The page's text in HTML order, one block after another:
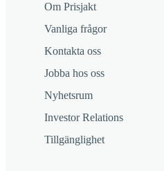
Om Prisjakt
Vanliga frågor
Kontakta oss
Jobba hos oss
Nyhetsrum
Investor Relations
Tillgänglighet